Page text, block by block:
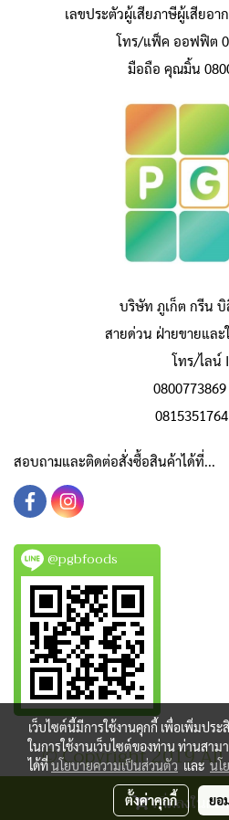
เพิ่มลงในตะ
เลขประตัวผู้เสียภาษีผู้เสียอา
โทร/แฟ็ค ออฟฟิต
มือถือ คุณมิ้น
บริษัท ภูเก็ต กรีน บิ
สายด่วน ฝ่ายขายแล
โทร/ไลน์
0800773869
สอบถามและติดต่อสั่งซื้อสินค้าได้ที่...
@pgbfoods
© Copyright 2019 All
ผู้เข้าชมวันนี้
เว็บไซต์นี้มีการใช้งานคุกกี้ เพื่อเพิ่มป
ในการใช้งานเว็บไซต์ของท่าน ท่านสาม
ได้ที่นโยบายความเป็นส่วนตัวและนโ
ตั้งค่าคุกกี้ ยอ